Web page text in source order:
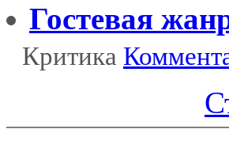
Гостевая
Критика